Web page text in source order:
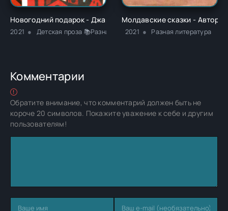
Новогодний подарок - Джанни Родари
2021 Детская проза 📚Разная литература 📚Сказки
Молдавские сказки - Автор
2021 Разная литература
Комментарии
Обратите внимание, что комментарий должен быть не
короче 20 символов. Покажите уважение к себе и другим
пользователям!